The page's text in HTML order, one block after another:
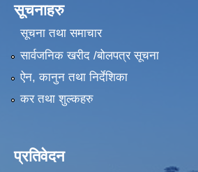
सूचनाहरु
सूचना तथा समाचार
सार्वजनिक खरीद /बोलपत्र सूचना
ऐन, कानुन तथा निर्देशिका
कर तथा शुल्कहरु
प्रतिवेदन